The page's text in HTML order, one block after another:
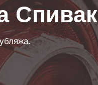
Спивак